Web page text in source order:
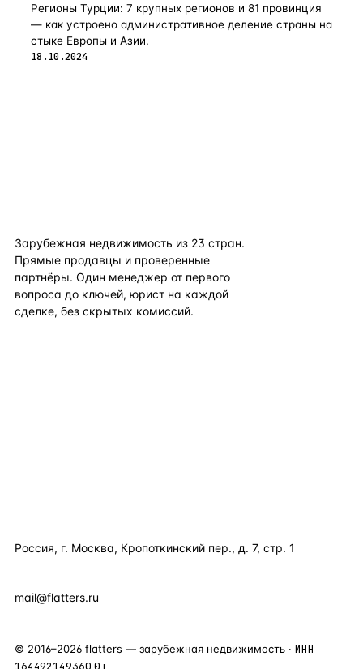
Регионы Турции: 7 крупных регионов и 81 провинция
— как устроено административное деление страны на
стыке Европы и Азии.
18.10.2024
Зарубежная недвижимость из 23 стран.
Прямые продавцы и проверенные
партнёры. Один менеджер от первого
вопроса до ключей, юрист на каждой
сделке, без скрытых комиссий.
Россия, г. Москва, Кропоткинский пер., д. 7, стр. 1
mail@flatters.ru
© 2016–2026 flatters — зарубежная недвижимость · ИНН
164492149360 0+